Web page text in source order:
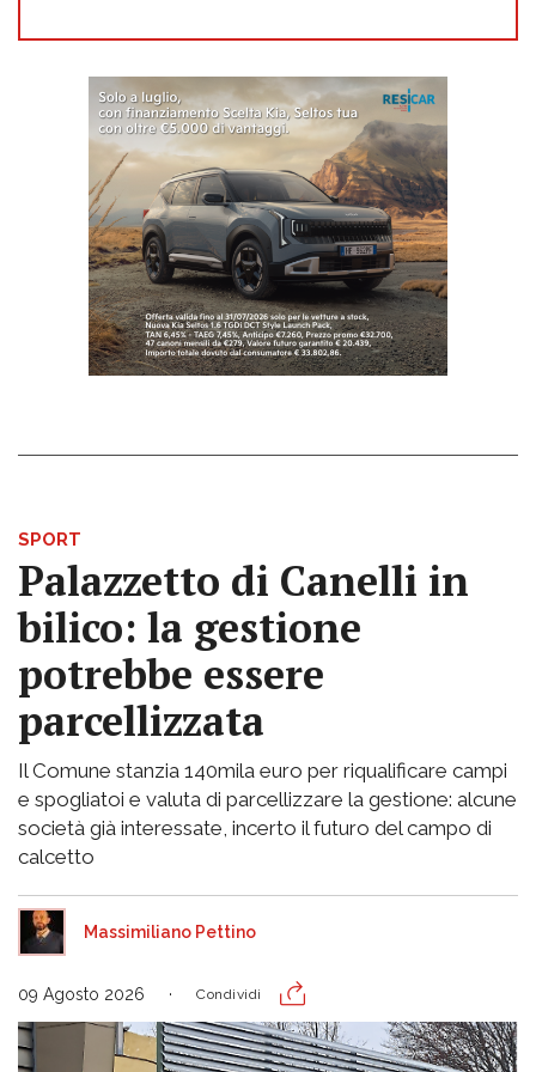
SPORT
Palazzetto di Canelli in
bilico: la gestione
potrebbe essere
parcellizzata
Il Comune stanzia 140mila euro per riqualificare campi
e spogliatoi e valuta di parcellizzare la gestione: alcune
società già interessate, incerto il futuro del campo di
calcetto
Massimiliano Pettino
09 Agosto 2026 Condividi